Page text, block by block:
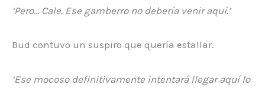
‘Pero… Cale. Ese gamberro no debería venir aquí.’
Bud contuvo un suspiro que quería estallar.
‘Ese mocoso definitivamente intentará llegar aquí lo